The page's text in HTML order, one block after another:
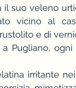
suo veleno
vicino al
e di
Pugliano,
irritante